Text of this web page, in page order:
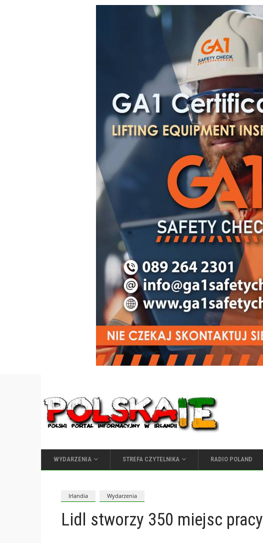
WYDARZENIA STREFA CZYTELNIKA RADIO POLAND
Irlandia Wydarzenia
Lidl stworzy 350 miejsc pracy